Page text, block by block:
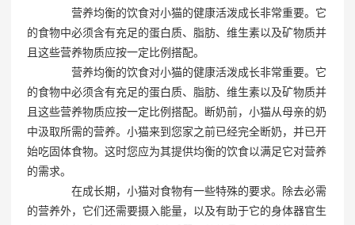
营养均衡的饮食对小猫的健康活泼成长非常重要。它
的食物中必须含有充足的蛋白质、脂肪、维生素以及矿物质并
且这些营养物质应按一定比例搭配。
营养均衡的饮食对小猫的健康活泼成长非常重要。它
的食物中必须含有充足的蛋白质、脂肪、维生素以及矿物质并
且这些营养物质应按一定比例搭配。断奶前，小猫从母亲的奶
中汲取所需的营养。小猫来到您家之前已经完全断奶，并已开
始吃固体食物。这时您应为其提供均衡的饮食以满足它对营养
的需求。
在成长期，小猫对食物有一些特殊的要求。除去必需
的营养外，它们还需要摄入能量，以及有助于它的身体器官生